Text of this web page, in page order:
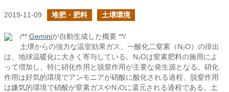
2019-11-09 堆肥・肥料 土壌環境
/** Geminiが自動生成した概要 **/
土壌からの強力な温室効果ガス、一酸化二窒素（N₂O）の排出
は、地球温暖化に大きく寄与している。N₂Oは窒素肥料の施用によ
って増加し、特に硝化作用と脱窒作用が主要な発生源となる。硝化
作用は好気的環境でアンモニアが硝酸に酸化される過程、脱窒作用
は嫌気的環境で硝酸が窒素ガスやN₂Oに還元される過程である。土